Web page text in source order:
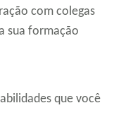
com colegas
sua formação
que você